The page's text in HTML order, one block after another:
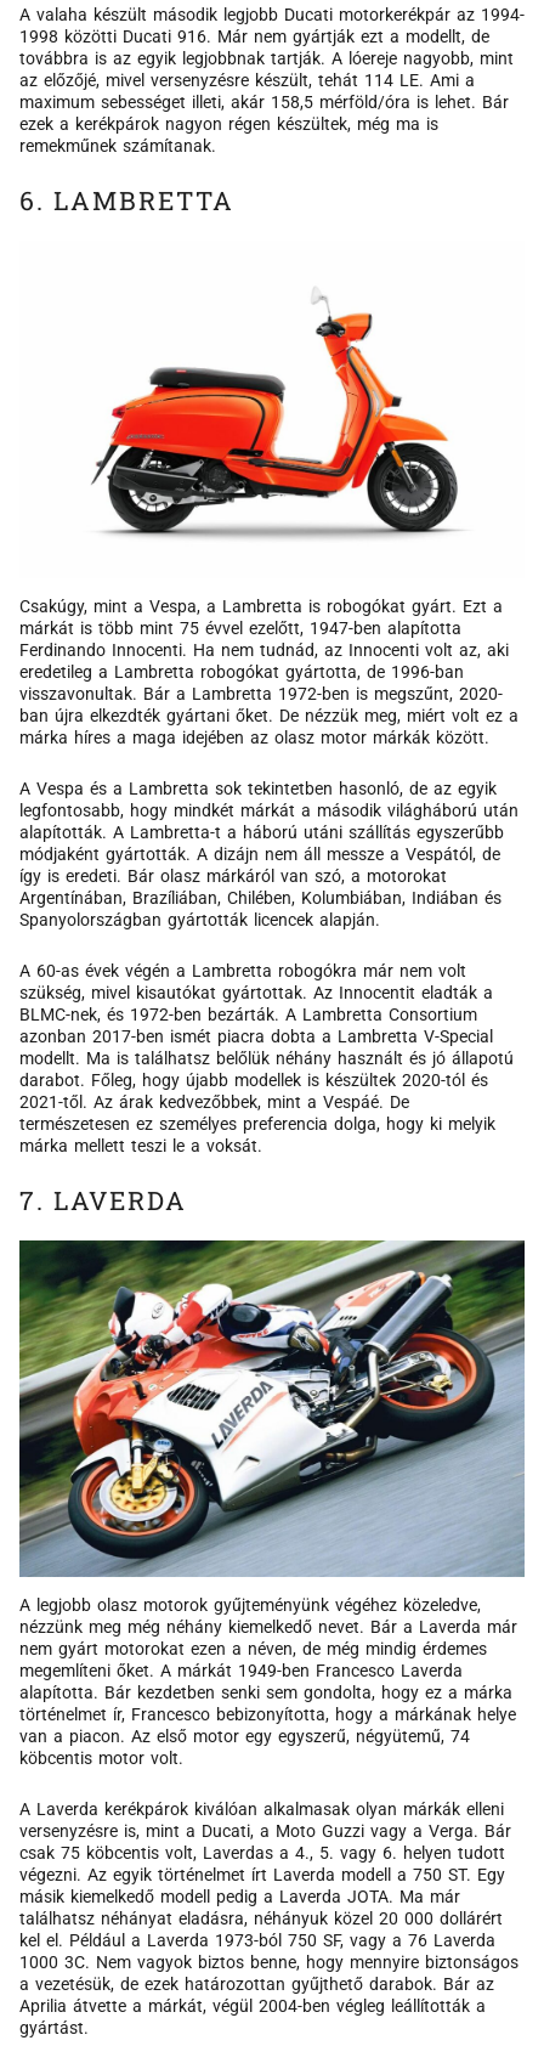
A valaha készült második legjobb Ducati motorkerékpár az 1994-
1998 közötti Ducati 916. Már nem gyártják ezt a modellt, de
továbbra is az egyik legjobbnak tartják. A lóereje nagyobb, mint
az előzőjé, mivel versenyzésre készült, tehát 114 LE. Ami a
maximum sebességet illeti, akár 158,5 mérföld/óra is lehet. Bár
ezek a kerékpárok nagyon régen készültek, még ma is
remekműnek számítanak.
6. LAMBRETTA
Csakúgy, mint a Vespa, a Lambretta is robogókat gyárt. Ezt a
márkát is több mint 75 évvel ezelőtt, 1947-ben alapította
Ferdinando Innocenti. Ha nem tudnád, az Innocenti volt az, aki
eredetileg a Lambretta robogókat gyártotta, de 1996-ban
visszavonultak. Bár a Lambretta 1972-ben is megszűnt, 2020-
ban újra elkezdték gyártani őket. De nézzük meg, miért volt ez a
márka híres a maga idejében az olasz motor márkák között.
A Vespa és a Lambretta sok tekintetben hasonló, de az egyik
legfontosabb, hogy mindkét márkát a második világháború után
alapították. A Lambretta-t a háború utáni szállítás egyszerűbb
módjaként gyártották. A dizájn nem áll messze a Vespától, de
így is eredeti. Bár olasz márkáról van szó, a motorokat
Argentínában, Brazíliában, Chilében, Kolumbiában, Indiában és
Spanyolországban gyártották licencek alapján.
A 60-as évek végén a Lambretta robogókra már nem volt
szükség, mivel kisautókat gyártottak. Az Innocentit eladták a
BLMC-nek, és 1972-ben bezárták. A Lambretta Consortium
azonban 2017-ben ismét piacra dobta a Lambretta V-Special
modellt. Ma is találhatsz belőlük néhány használt és jó állapotú
darabot. Főleg, hogy újabb modellek is készültek 2020-tól és
2021-től. Az árak kedvezőbbek, mint a Vespáé. De
természetesen ez személyes preferencia dolga, hogy ki melyik
márka mellett teszi le a voksát.
7. LAVERDA
A legjobb olasz motorok gyűjteményünk végéhez közeledve,
nézzünk meg még néhány kiemelkedő nevet. Bár a Laverda már
nem gyárt motorokat ezen a néven, de még mindig érdemes
megemlíteni őket. A márkát 1949-ben Francesco Laverda
alapította. Bár kezdetben senki sem gondolta, hogy ez a márka
történelmet ír, Francesco bebizonyította, hogy a márkának helye
van a piacon. Az első motor egy egyszerű, négyütemű, 74
köbcentis motor volt.
A Laverda kerékpárok kiválóan alkalmasak olyan márkák elleni
versenyzésre is, mint a Ducati, a Moto Guzzi vagy a Verga. Bár
csak 75 köbcentis volt, Laverdas a 4., 5. vagy 6. helyen tudott
végezni. Az egyik történelmet írt Laverda modell a 750 ST. Egy
másik kiemelkedő modell pedig a Laverda JOTA. Ma már
találhatsz néhányat eladásra, néhányuk közel 20 000 dollárért
kel el. Például a Laverda 1973-ból 750 SF, vagy a 76 Laverda
1000 3C. Nem vagyok biztos benne, hogy mennyire biztonságos
a vezetésük, de ezek határozottan gyűjthető darabok. Bár az
Aprilia átvette a márkát, végül 2004-ben végleg leállították a
gyártást.